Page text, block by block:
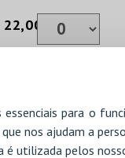
para o
nos ajudam a
é utilizada pelos
22,00€